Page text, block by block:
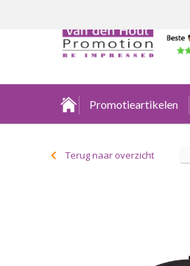
Promotieartikelen
Terug naar overzicht